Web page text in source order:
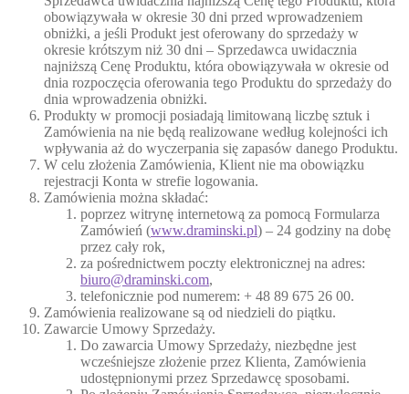
obowiązywała w okresie 30 dni przed wprowadzeniem
obniżki, a jeśli Produkt jest oferowany do sprzedaży w
okresie krótszym niż 30 dni – Sprzedawca uwidacznia
najniższą Cenę Produktu, która obowiązywała w okresie od
dnia rozpoczęcia oferowania tego Produktu do sprzedaży do
dnia wprowadzenia obniżki.
Produkty w promocji posiadają limitowaną liczbę sztuk i
Zamówienia na nie będą realizowane według kolejności ich
wpływania aż do wyczerpania się zapasów danego Produktu.
W celu złożenia Zamówienia, Klient nie ma obowiązku
rejestracji Konta w strefie logowania.
Zamówienia można składać:
poprzez witrynę internetową za pomocą Formularza
Zamówień (www.draminski.pl) – 24 godziny na dobę
przez cały rok,
za pośrednictwem poczty elektronicznej na adres:
biuro@draminski.com,
telefonicznie pod numerem: + 48 89 675 26 00.
Zamówienia realizowane są od niedzieli do piątku.
Zawarcie Umowy Sprzedaży.
Do zawarcia Umowy Sprzedaży, niezbędne jest
wcześniejsze złożenie przez Klienta, Zamówienia
udostępnionymi przez Sprzedawcę sposobami.